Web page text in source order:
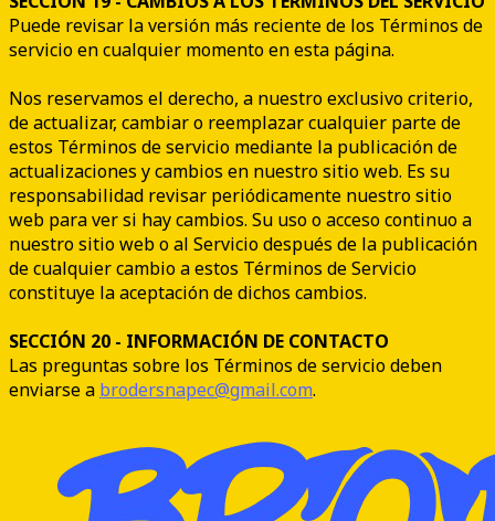
Puede revisar la versión más reciente de los Términos de
servicio en cualquier momento en esta página.
Nos reservamos el derecho, a nuestro exclusivo criterio,
de actualizar, cambiar o reemplazar cualquier parte de
estos Términos de servicio mediante la publicación de
actualizaciones y cambios en nuestro sitio web. Es su
responsabilidad revisar periódicamente nuestro sitio
web para ver si hay cambios. Su uso o acceso continuo a
nuestro sitio web o al Servicio después de la publicación
de cualquier cambio a estos Términos de Servicio
constituye la aceptación de dichos cambios.
SECCIÓN 20 - INFORMACIÓN DE CONTACTO
Las preguntas sobre los Términos de servicio deben
enviarse a brodersnapec@gmail.com.